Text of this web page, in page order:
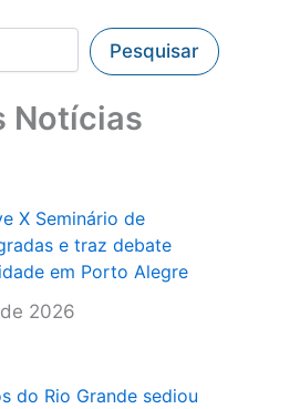
Pesquisar
Notícias
X Seminário de
e traz debate
em Porto Alegre
2026
do Rio Grande sediou